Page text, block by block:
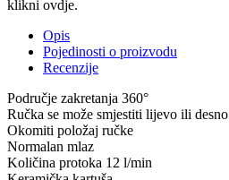
klikni ovdje.
Opis
Pojedinosti o proizvodu
Recenzije
Područje zakretanja 360°
Ručka se može smjestiti lijevo ili desno
Okomiti položaj ručke
Normalan mlaz
Količina protoka 12 l/min